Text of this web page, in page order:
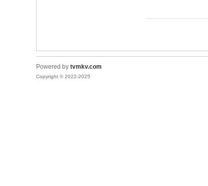
Powered by tvmkv.com
Copyright © 2022-2025